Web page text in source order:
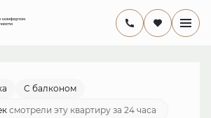
8 203 937 руб.
С балконом
смотрели эту квартиру за 24 часа